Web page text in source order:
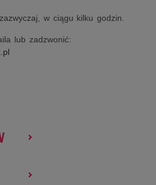
w ciągu kilku godzin.
lub zadzwonić: